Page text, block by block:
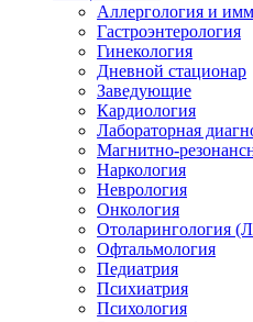
Аллергология и
Гастроэнтерология
Гинекология
Дневной стационар
Заведующие
Кардиология
Лабораторная
Магнитно-
Наркология
Неврология
Онкология
Отоларингология
Офтальмология
Педиатрия
Психиатрия
Психология